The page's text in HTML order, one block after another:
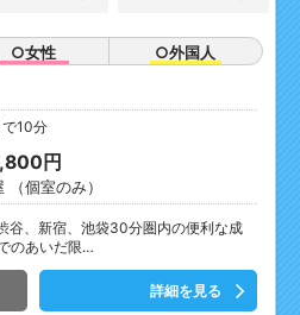
○女性 ○外国人
10分
円
（個室のみ）
谷、新宿、池袋30分圏内の便利な成
のあいだ限…
詳細を見る